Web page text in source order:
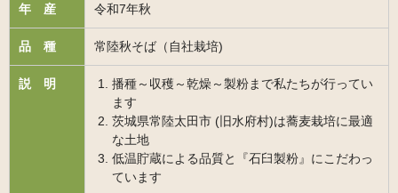
年 産 令和7年秋
品 種 常陸秋そば（自社栽培)
説 明
播種～収穫～乾燥～製粉まで私たちが行ってい
ます
茨城県常陸太田市 (旧水府村)は蕎麦栽培に最適
な土地
低温貯蔵による品質と『石臼製粉』にこだわっ
ています